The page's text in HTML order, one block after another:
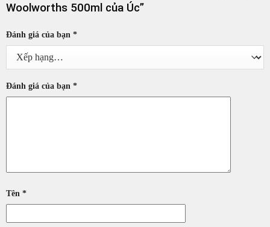
Woolworths 500ml của Úc”
Đánh giá của bạn *
Đánh giá của bạn *
Tên *